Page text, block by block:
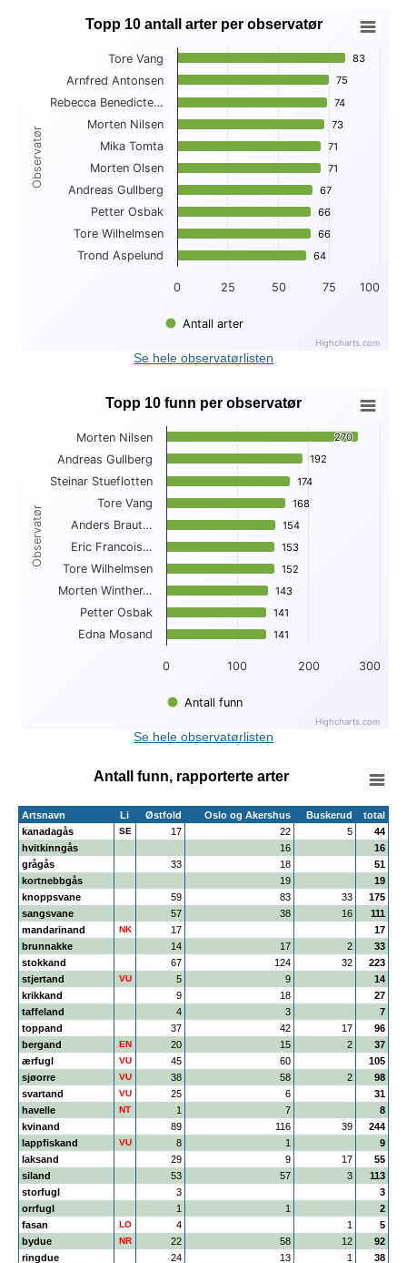
Topp 10 antall arter per observatør
Bar chart with 10 bars.
View as data table, Topp 10 antall arter per observatør
The chart has 1 X axis displaying Observatør.
The chart has 1 Y axis displaying . Data ranges from 64 to
Observatør
Topp 10 antall arter per observatør
83
83
75
75
74
74
73
73
71
71
71
71
67
67
66
66
66
66
64
64
Antall arter
0 100
25 50 75
Tore Vang
Arnfred Antonsen
Rebecca Benedicte…
Morten Nilsen
Mika Tomta
Morten Olsen
Andreas Gullberg
Petter Osbak
Tore Wilhelmsen
Trond Aspelund
Highcharts.com
End of interactive chart.Se hele observatørlisten
Topp 10 funn per observatør
Bar chart with 10 bars.
View as data table, Topp 10 funn per observatør
The chart has 1 X axis displaying Observatør.
The chart has 1 Y axis displaying . Data ranges from 141 to
Observatør
Topp 10 funn per observatør
270
270
192
192
174
174
168
168
154
154
153
153
152
152
143
143
141
141
141
141
Antall funn
0 100 200 300
Morten Nilsen
Andreas Gullberg
Steinar Stueflotten
Tore Vang
Anders Braut…
Eric Francois…
Tore Wilhelmsen
Morten Winther…
Petter Osbak
Edna Mosand
Highcharts.com
End of interactive chart.Se hele observatørlisten
Antall funn, rapporterte arter
Artsnavn Li Østfold Oslo og Akershus Buskerud
total
kanadagås
SE 17 22 5
44
hvitkinngås
16
16
grågås
33 18
51
kortnebbgås
19
19
knoppsvane
59 83 33
175
sangsvane
57 38 16
111
mandarinand
NK 17
17
brunnakke
14 17 2
33
stokkand
67 124 32
223
stjertand
VU 5 9
14
krikkand
9 18
27
taffeland
4 3
7
toppand
37 42 17
96
bergand
EN 20 15 2
37
ærfugl
VU 45 60
105
sjøorre
VU 38 58 2
98
svartand
VU 25 6
31
havelle
NT 1 7
8
kvinand
89 116 39
244
lappfiskand
VU 8 1
9
laksand
29 9 17
55
siland
53 57 3
113
storfugl
3
3
orrfugl
1 1
2
fasan
LO 4 1
5
bydue
NR 22 58 12
92
ringdue
24 13 1 38